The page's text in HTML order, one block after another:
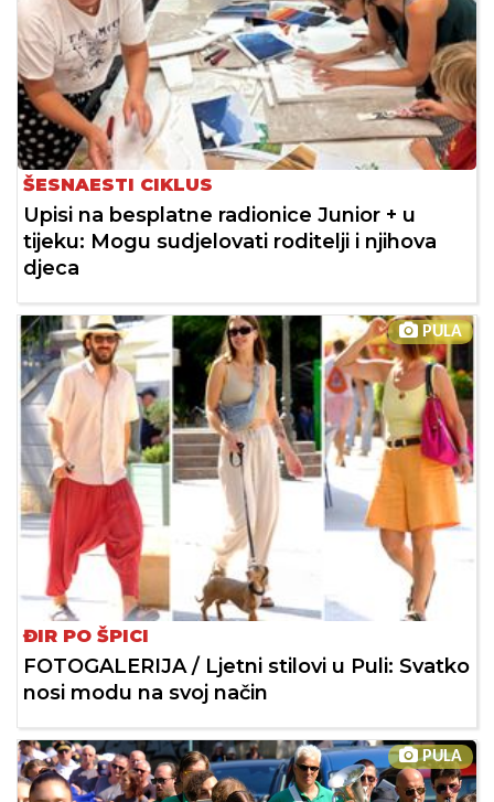
ŠESNAESTI CIKLUS
Upisi na besplatne radionice Junior + u
tijeku: Mogu sudjelovati roditelji i njihova
djeca
PULA
ĐIR PO ŠPICI
FOTOGALERIJA / Ljetni stilovi u Puli: Svatko
nosi modu na svoj način
PULA